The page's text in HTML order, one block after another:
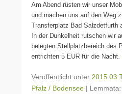
Am Abend rüsten wir unser
und machen uns auf den Weg
Transferplatz Bad Salzdetfurth
In der Dunkelheit rutschen wir
belegten Stellplatzbereich des
entrichten 5 EUR für die Nacht.
Veröffentlicht unter 2015 03
Pfalz / Bodensee | Lemmata: